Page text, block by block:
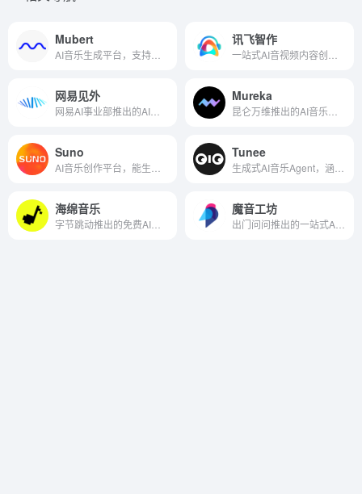
Mubert 讯飞智作
网易见外 Mureka
Suno Tunee
海绵音乐 魔音工坊